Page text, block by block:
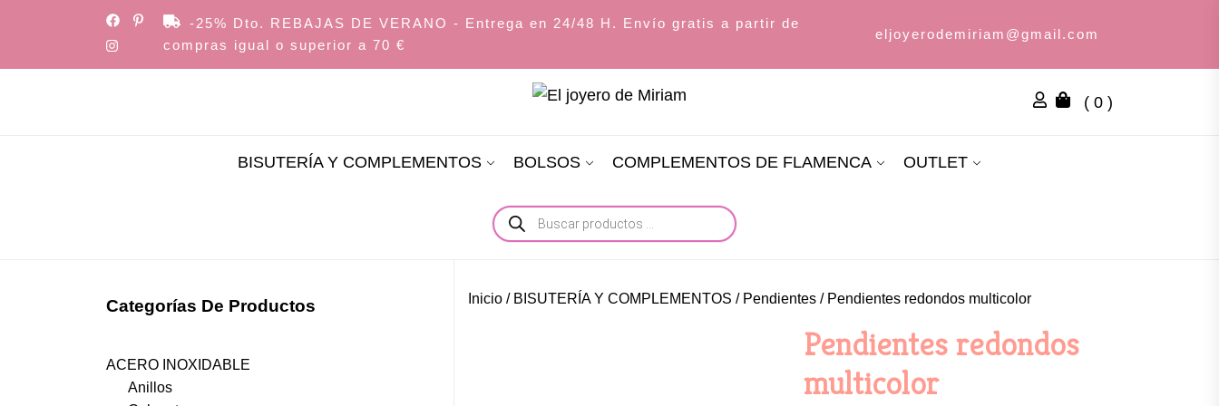
-25% Dto. REBAJAS DE VERANO - Entrega en 24/48 H. Envío gratis a partir de
compras igual o superior a 70 €
eljoyerodemiriam@gmail.com
joyero
Miriam
( 0 )
BISUTERÍA Y COMPLEMENTOS BOLSOS COMPLEMENTOS DE FLAMENCA OUTLET
Búsqueda
de
productos
Inicio / BISUTERÍA Y COMPLEMENTOS / Pendientes / Pendientes redondos multicolor
Pendientes redondos
multicolor
Categorías De Productos
ACERO INOXIDABLE
Anillos